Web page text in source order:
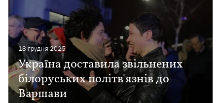
18 грудня 2025
Україна доставила звільнених
білоруських політв'язнів до
Варшави